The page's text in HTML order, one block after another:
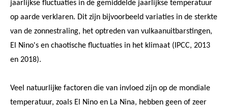
jaarlijkse fluctuaties in de gemiddelde jaarlijkse temperatuur
op aarde verklaren. Dit zijn bijvoorbeeld variaties in de sterkte
van de zonnestraling, het optreden van vulkaanuitbarstingen,
El Nino's en chaotische fluctuaties in het klimaat (IPCC, 2013
en 2018).
Veel natuurlijke factoren die van invloed zijn op de mondiale
temperatuur, zoals El Nino en La Nina, hebben geen of zeer